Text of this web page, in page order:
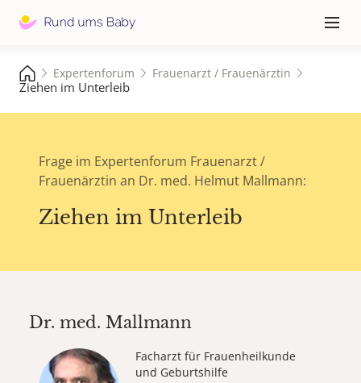
≡
Expertenforum Frauenarzt / Frauenärztin
Ziehen im Unterleib
Frage im Expertenforum Frauenarzt /
Frauenärztin an Dr. med. Helmut Mallmann:
Ziehen im Unterleib
Dr. med. Mallmann
Facharzt für Frauenheilkunde
und Geburtshilfe